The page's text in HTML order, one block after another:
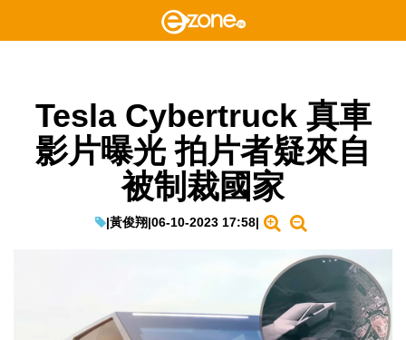
Tesla Cybertruck 真車
影片曝光 拍片者疑來自
被制裁國家
|黃俊翔|06-10-2023 17:58|